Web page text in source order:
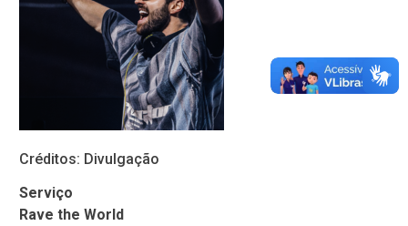
Créditos: Divulgação
Serviço
Rave the World